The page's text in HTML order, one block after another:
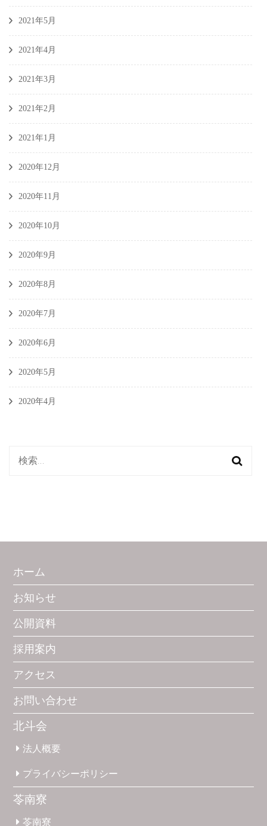
2021年5月
2021年4月
2021年3月
2021年2月
2021年1月
2020年12月
2020年11月
2020年10月
2020年9月
2020年8月
2020年7月
2020年6月
2020年5月
2020年4月
検
ホーム
お知らせ
公開資料
採用案内
アクセス
お問い合わせ
北斗会
法人概要
プライバシーポリシー
苓南寮
苓南寮